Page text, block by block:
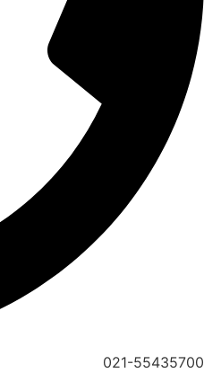
021-55435700